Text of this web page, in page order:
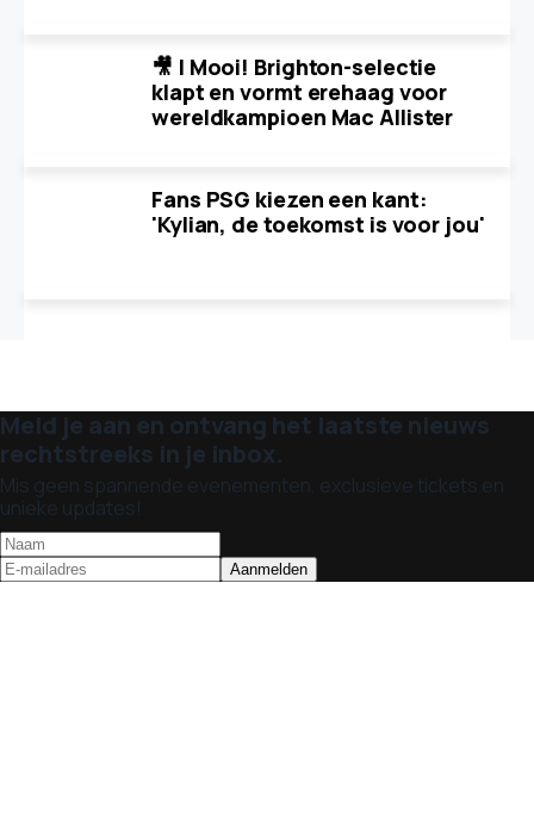
🎥 | Mooi! Brighton-selectie
klapt en vormt erehaag voor
wereldkampioen Mac Allister
Fans PSG kiezen een kant:
'Kylian, de toekomst is voor jou'
Meld je aan en ontvang het laatste nieuws
rechtstreeks in je inbox.
Mis geen spannende evenementen, exclusieve tickets en
unieke updates!